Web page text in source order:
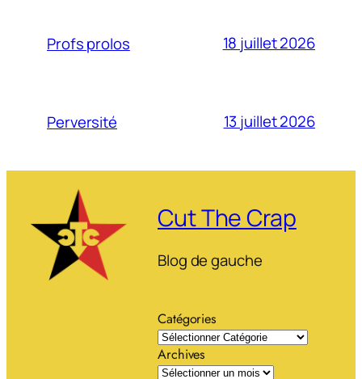
Profs prolos 18 juillet 2026
Perversité 13 juillet 2026
Cut The Crap
Blog de gauche
Catégories
Archives